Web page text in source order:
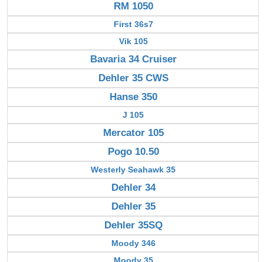
RM 1050
First 36s7
Vik 105
Bavaria 34 Cruiser
Dehler 35 CWS
Hanse 350
J 105
Mercator 105
Pogo 10.50
Westerly Seahawk 35
Dehler 34
Dehler 35
Dehler 35SQ
Moody 346